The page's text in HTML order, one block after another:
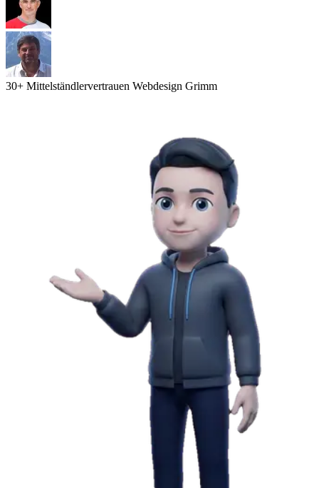
30+ Mittelständlervertrauen Webdesign Grimm